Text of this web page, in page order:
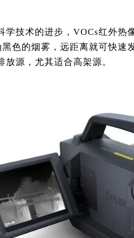
技术的进步，VOCs红外热
色的烟雾，远距离就可快速
放源，尤其适合高架源。